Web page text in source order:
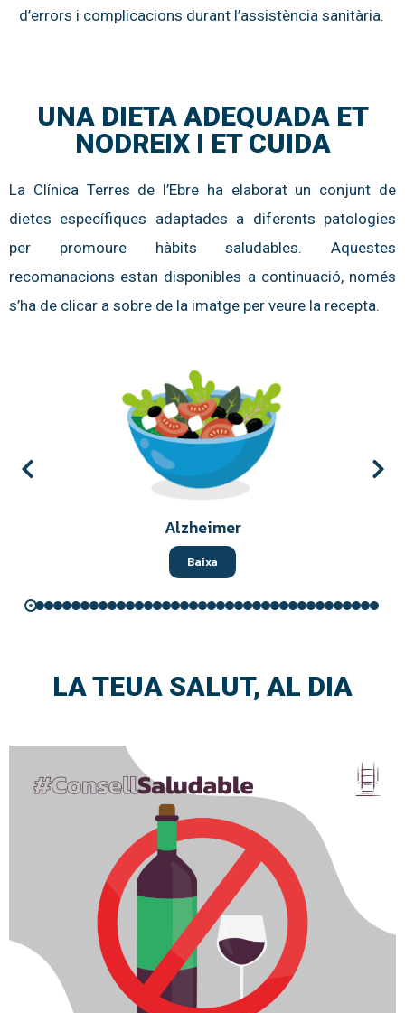
d’errors i complicacions durant l’assistència sanitària.
UNA DIETA ADEQUADA ET
NODREIX I ET CUIDA
La Clínica Terres de l’Ebre ha elaborat un conjunt de
dietes específiques adaptades a diferents patologies
per promoure hàbits saludables. Aquestes
recomanacions estan disponibles a continuació, només
s’ha de clicar a sobre de la imatge per veure la recepta.
Alzheimer
Baixa
LA TEUA SALUT, AL DIA